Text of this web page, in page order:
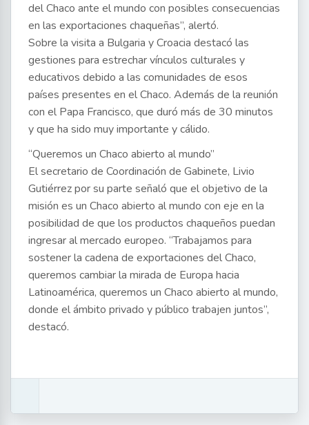
del Chaco ante el mundo con posibles consecuencias
en las exportaciones chaqueñas”, alertó.
Sobre la visita a Bulgaria y Croacia destacó las
gestiones para estrechar vínculos culturales y
educativos debido a las comunidades de esos
países presentes en el Chaco. Además de la reunión
con el Papa Francisco, que duró más de 30 minutos
y que ha sido muy importante y cálido.
“Queremos un Chaco abierto al mundo”
El secretario de Coordinación de Gabinete, Livio
Gutiérrez por su parte señaló que el objetivo de la
misión es un Chaco abierto al mundo con eje en la
posibilidad de que los productos chaqueños puedan
ingresar al mercado europeo. “Trabajamos para
sostener la cadena de exportaciones del Chaco,
queremos cambiar la mirada de Europa hacia
Latinoamérica, queremos un Chaco abierto al mundo,
donde el ámbito privado y público trabajen juntos”,
destacó.